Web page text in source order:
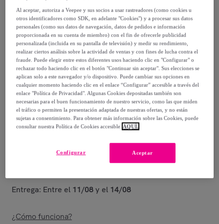
18,18 €
24,99 €
-27%
Vendido porReckitt Limpieza y Cuidado
Entrega
Gratis desde 59 € de compra
Entrega: Entre el 11/08y el 14/08
¿Cómo funciona?
Al aceptar, autoriza a Veepee y sus socios a usar rastreadores (como cookies u
otros identificadores como SDK, en adelante "Cookies") y a procesar sus datos
personales (como sus datos de navegación, datos de pedidos e información
proporcionada en su cuenta de miembro) con el fin de ofrecerle publicidad
personalizada (incluida en su pantalla de televisión) y medir su rendimiento,
realizar ciertos análisis sobre la actividad de ventas y con fines de lucha contra el
fraude. Puede elegir entre estos diferentes usos haciendo clic en "Configurar" o
rechazar todo haciendo clic en el botón "Continuar sin aceptar". Sus elecciones se
aplican solo a este navegador y/o dispositivo. Puede cambiar sus opciones en
cualquier momento haciendo clic en el enlace “Configurar” accesible a través del
enlace "Política de Privacidad". Algunas Cookies depositadas también son
necesarias para el buen funcionamiento de nuestro servicio, como las que miden
el tráfico o permiten la presentación adaptada de nuestras ofertas, y no están
sujetas a consentimiento. Para obtener más información sobre las Cookies, puede
consultar nuestra Política de Cookies accesible AQUÍ.
Aceptar
Configurar